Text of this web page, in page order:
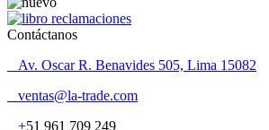
Contáctanos
Av. Oscar R. Benavides 505, Lima 15082
ventas@la-trade.com
+51 961 709 249